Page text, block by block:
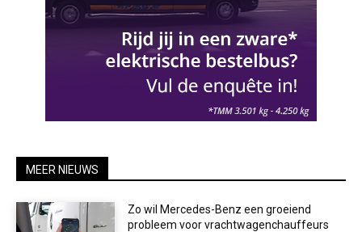
MEER NIEUWS
Zo wil Mercedes-Benz een groeiend
probleem voor vrachtwagenchauffeurs